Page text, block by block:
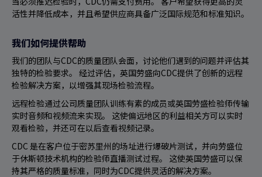
活性并降低成本，并且希望供应商具备广泛国际规范和标准知识。
我们如何提供帮助
我们的团队与CDC的质量团队会面，讨论他们遇到的问题并评估其
独特的检验要求。 经过评估，英国劳盛向CDC提供了创新的远程
检验解决方案，以增强其现场检验流程。
远程检验通过公司质量团队训练有素的成员或英国劳盛检验师传输
实时音频和视频流来实现。 这使偏远地区的利益相关方可以实时
观看检验，并还可在以后查看视频记录。
CDC 是在客户位于密苏里州的场址进行爆破片测试，并向劳盛位
于休斯顿技术机构的检验师直播测试过程。 这使英国劳盛可以保
持其严格的质量标准，同时为CDC提供灵活的解决方案。